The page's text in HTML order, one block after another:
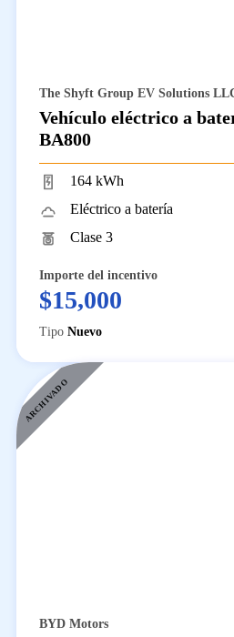
The Shyft Group EV Solutions
Vehículo eléctrico a
BA800
164 kWh
Eléctrico a batería
Clase 3
Importe del incentivo
$15,000
Tipo Nuevo
ARCHIVADO
BYD Motors